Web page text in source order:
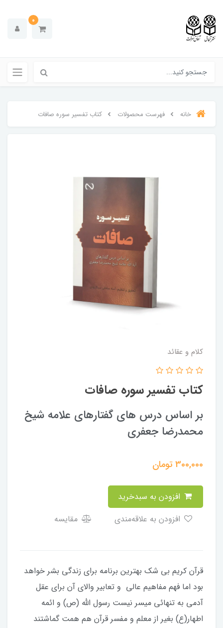
0
خانه فهرست محصولات کتاب تفسیر سوره صافات
کلام و عقائد
کتاب تفسیر سوره صافات
بر اساس درس های گفتارهای علامه شیخ
محمدرضا جعفری
300,000تومان
مقایسه
قرآن کریم بی شک بهترین برنامه برای زندگی بشر خواهد
بود اما فهم مفاهیم عالی و تعابیر والای آن برای عقل
آدمی به تنهائی میسر نیست رسول الله (ص) و ائمه
اطهار(ع) بغیر از معلم و مفسر قرآن هم همت گماشتند